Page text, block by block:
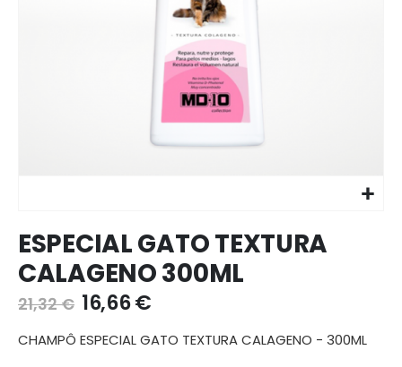
para
o
início
da
galeria
de
ESPECIAL GATO TEXTURA
CALAGENO 300ML
21,32 € 16,66 €
CHAMPÔ ESPECIAL GATO TEXTURA CALAGENO - 300ML